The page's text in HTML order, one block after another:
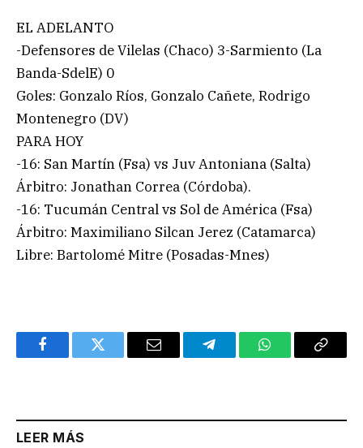
EL ADELANTO
-Defensores de Vilelas (Chaco) 3-Sarmiento (La
Banda-SdelE) 0
Goles: Gonzalo Ríos, Gonzalo Cañete, Rodrigo
Montenegro (DV)
PARA HOY
-16: San Martín (Fsa) vs Juv Antoniana (Salta)
Árbitro: Jonathan Correa (Córdoba).
-16: Tucumán Central vs Sol de América (Fsa)
Árbitro: Maximiliano Silcan Jerez (Catamarca)
Libre: Bartolomé Mitre (Posadas-Mnes)
FacebookTwitter Email TelegramWhatsAppCopy
LEER MÁS